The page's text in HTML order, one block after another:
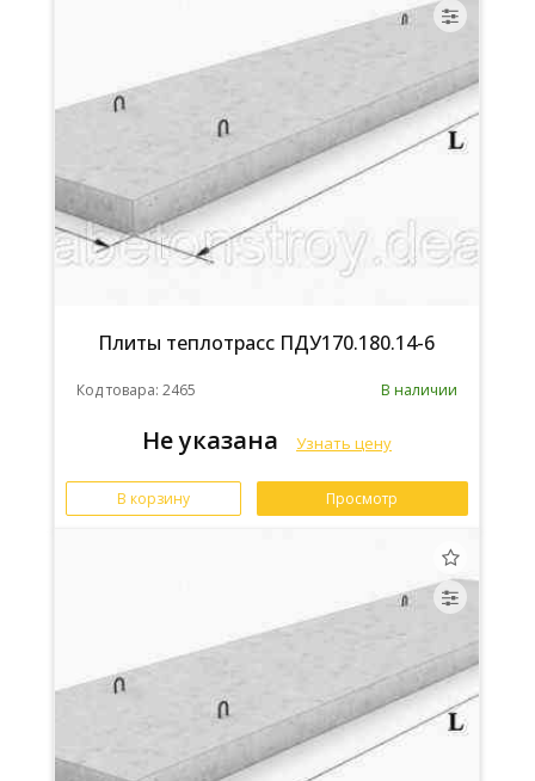
Плиты теплотрасс ПДУ170.180.14-6
Код товара: 2465 В наличии
Не указана Узнать цену
В корзину Просмотр